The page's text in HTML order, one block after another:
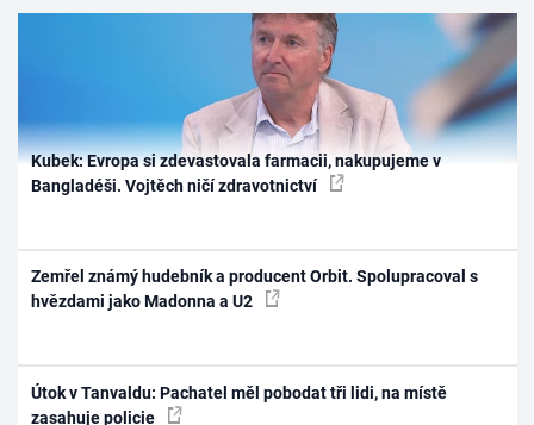
Kubek: Evropa si zdevastovala farmacii, nakupujeme v
Bangladéši. Vojtěch ničí zdravotnictví
Zemřel známý hudebník a producent Orbit. Spolupracoval s
hvězdami jako Madonna a U2
Útok v Tanvaldu: Pachatel měl pobodat tři lidi, na místě
zasahuje policie